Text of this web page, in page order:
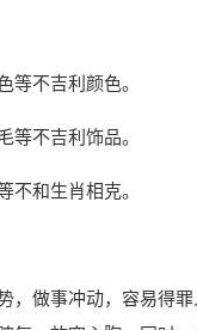
等不吉利颜色。
等不吉利饰品。
不和生肖相克。
，做事冲动，容易得